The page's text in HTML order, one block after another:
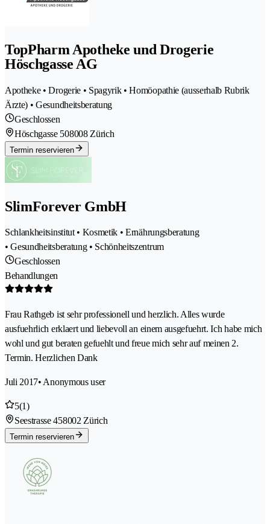
TopPharm Apotheke und Drogerie
Höschgasse AG
Apotheke • Drogerie • Spagyrik • Homöopathie (ausserhalb Rubrik
Ärzte) • Gesundheitsberatung
Geschlossen
Höschgasse 508008 Zürich
Termin reservieren
SlimForever GmbH
Schlankheitsinstitut • Kosmetik • Ernährungsberatung
• Gesundheitsberatung • Schönheitszentrum
Geschlossen
Behandlungen
Frau Rathgeb ist sehr professionell und herzlich. Alles wurde
ausfuehrlich erklaert und liebevoll an einem ausgefuehrt. Ich habe mich
wohl und gut beraten gefuehlt und freue mich sehr auf meinen 2.
Termin. Herzlichen Dank
Juli 2017• Anonymous user
5(1)
Seestrasse 458002 Zürich
Termin reservieren